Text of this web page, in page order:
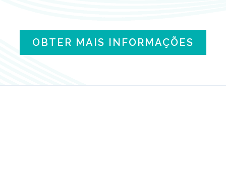
OBTER MAIS INFORMAÇÕES